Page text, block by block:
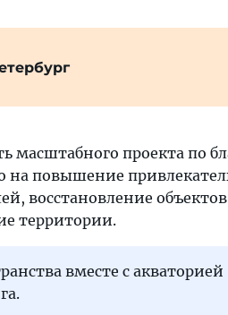
масштабного проекта по
на повышение
восстановление
территории.
вместе с